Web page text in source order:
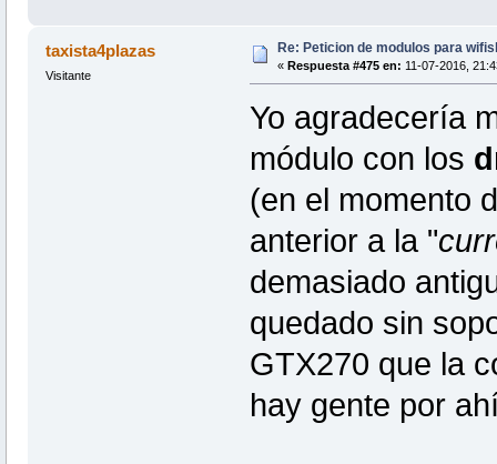
taxista4plazas
Visitante
Re: Peticion de modulos para
« Respuesta #475 en: 11-07-2016,
Yo agradecería
módulo con los
(en el momento
anterior a la "
demasiado
quedado sin
GTX270 que la
hay gente por